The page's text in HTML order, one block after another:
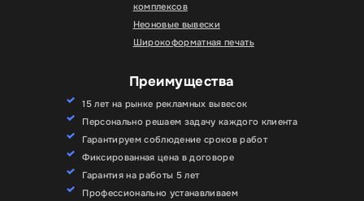
комплексов
Неоновые вывески
Широкоформатная печать
Преимущества
15 лет на рынке рекламных вывесок
Персонально решаем задачу каждого клиента
Гарантируем соблюдение сроков работ
Фиксированная цена в договоре
Гарантия на работы 5 лет
Профессионально устанавливаем